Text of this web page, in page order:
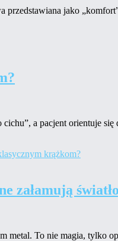
jako
a pacjent orientuje
załamują
metal. To nie magia, tylko